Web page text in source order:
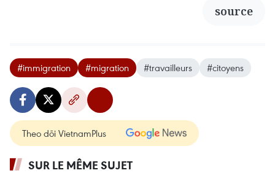
source
#immigration #migration #travailleurs #citoyens
Theo dõi VietnamPlus
SUR LE MÊME SUJET